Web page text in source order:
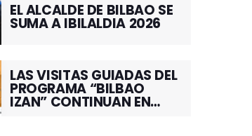
EL ALCALDE DE BILBAO SE
SUMA A IBILALDIA 2026
LAS VISITAS GUIADAS DEL
PROGRAMA “BILBAO
IZAN” CONTINUAN EN